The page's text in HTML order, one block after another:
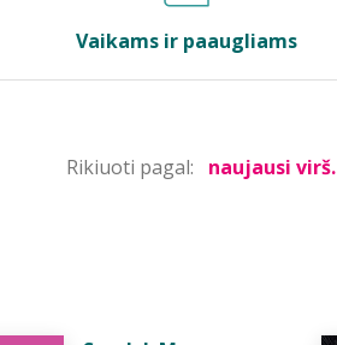
Vaikams ir paaugliams
Rikiuoti pagal: